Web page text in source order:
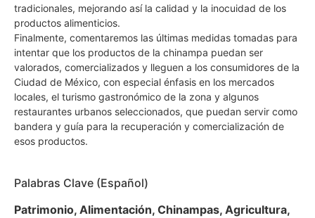
tradicionales, mejorando así la calidad y la inocuidad de los
productos alimenticios.
Finalmente, comentaremos las últimas medidas tomadas para
intentar que los productos de la chinampa puedan ser
valorados, comercializados y lleguen a los consumidores de la
Ciudad de México, con especial énfasis en los mercados
locales, el turismo gastronómico de la zona y algunos
restaurantes urbanos seleccionados, que puedan servir como
bandera y guía para la recuperación y comercialización de
esos productos.
Palabras Clave (Español)
Patrimonio, Alimentación, Chinampas, Agricultura,